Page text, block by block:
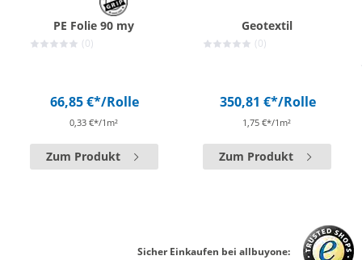
PE Folie 90 my
(0)
66,85 €*/Rolle
0,33 €*/1m²
Zum Produkt
Geotextil
(0)
350,81 €*/Rolle
1,75 €*/1m²
Zum Produkt
Sicher Einkaufen bei allbuyone: